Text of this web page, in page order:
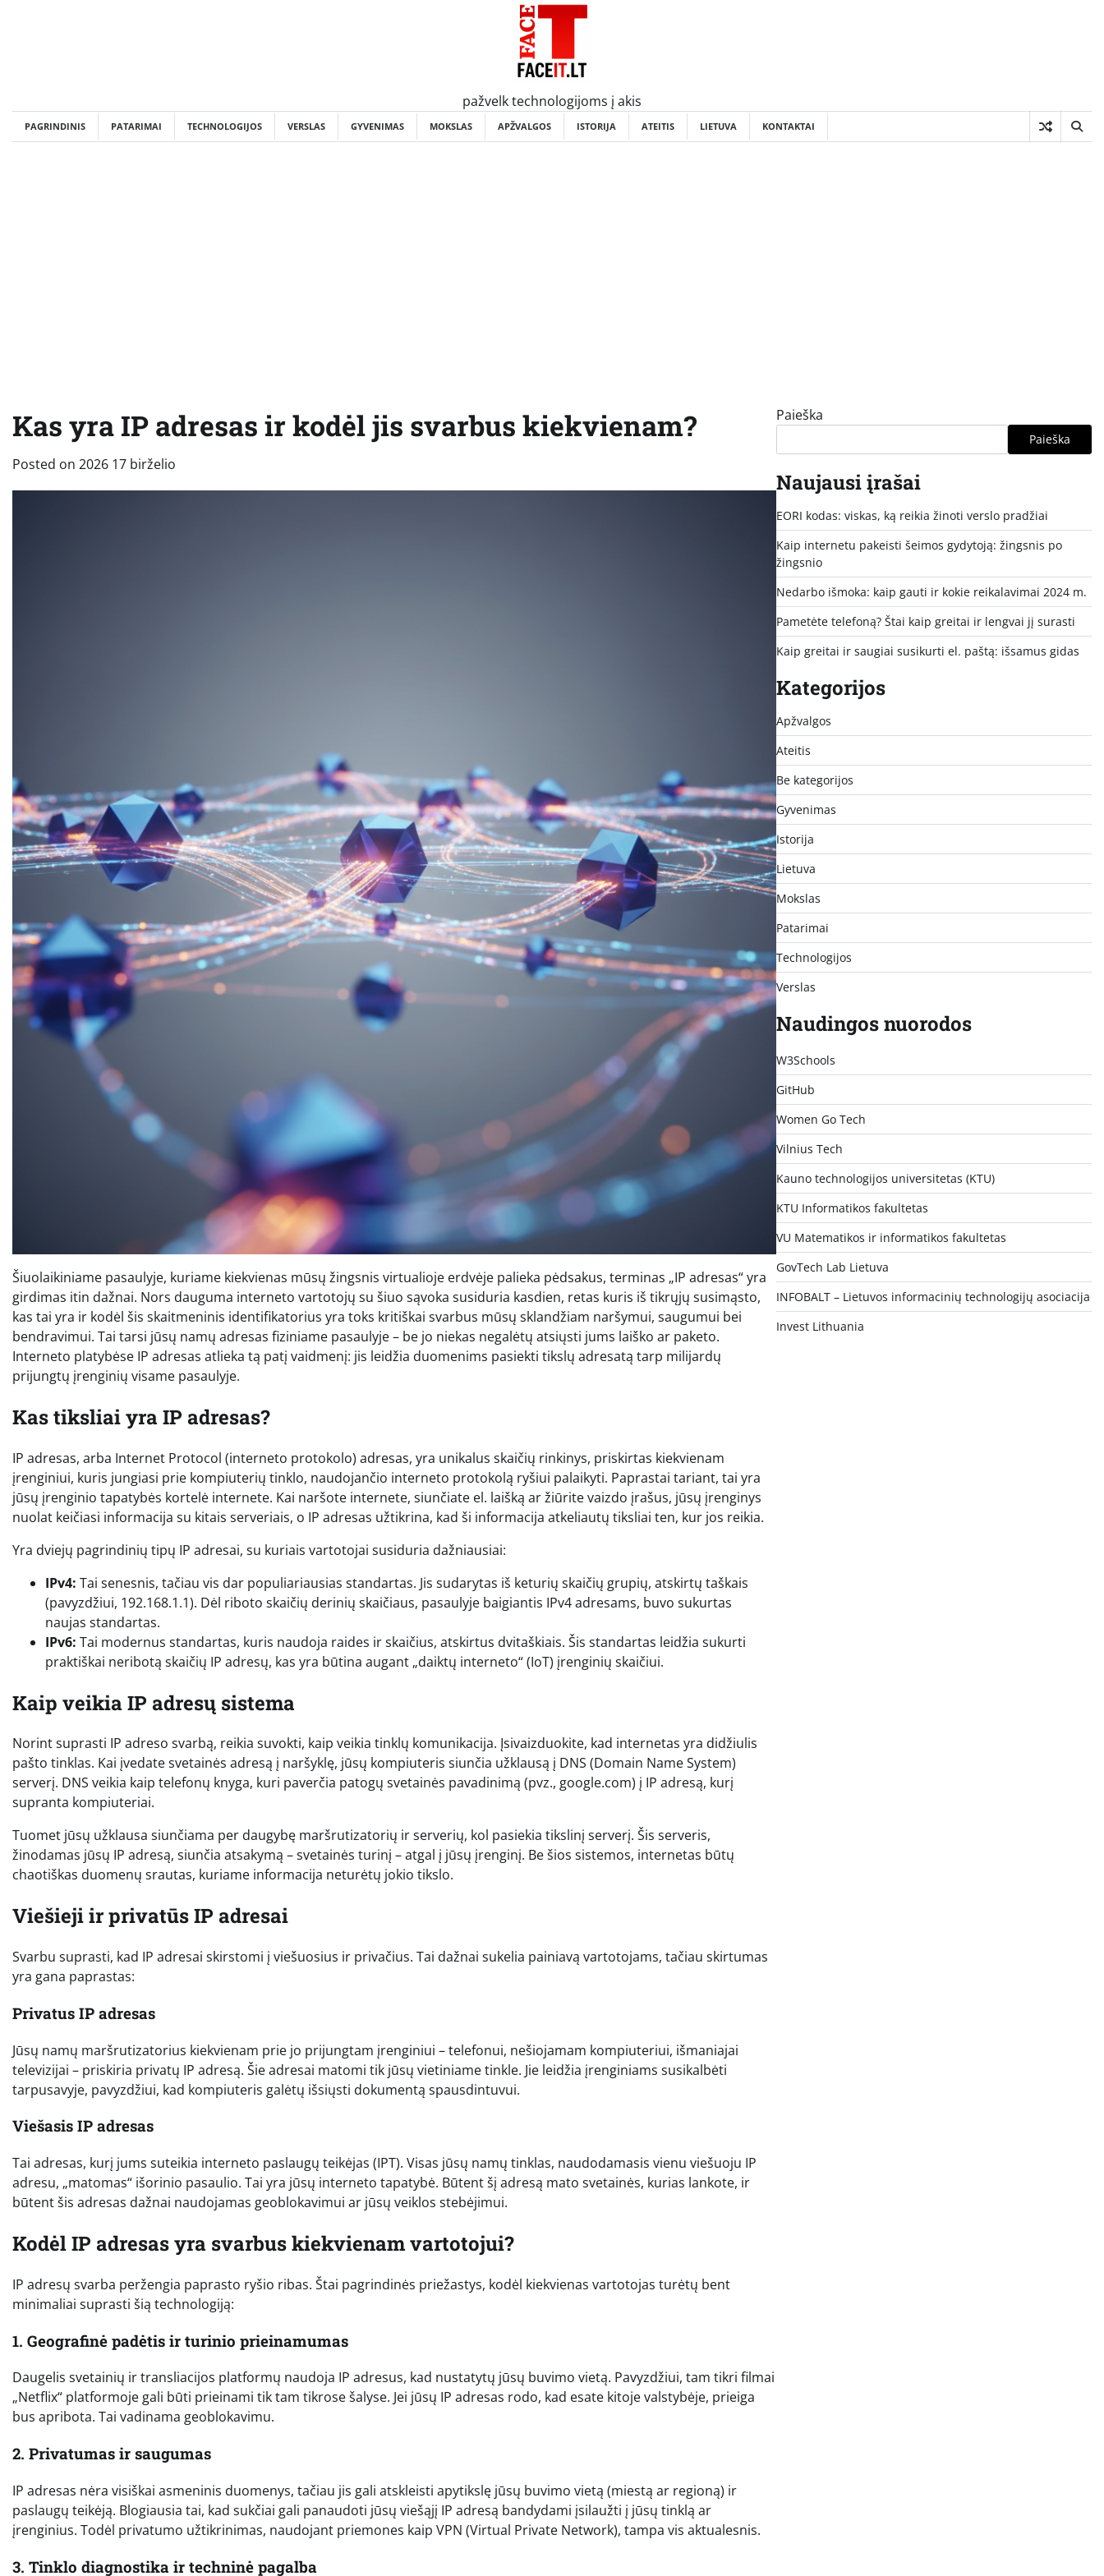
pažvelk technologijoms į akis
PAGRINDINIS PATARIMAI TECHNOLOGIJOS VERSLAS GYVENIMAS MOKSLAS APŽVALGOS ISTORIJA ATEITIS LIETUVA KONTAKTAI
Kas yra IP adresas ir kodėl jis svarbus kiekvienam?
Posted on 2026 17 birželio
Šiuolaikiniame pasaulyje, kuriame kiekvienas mūsų žingsnis virtualioje erdvėje palieka pėdsakus, terminas „IP adresas“ yra
girdimas itin dažnai. Nors dauguma interneto vartotojų su šiuo sąvoka susiduria kasdien, retas kuris iš tikrųjų susimąsto,
kas tai yra ir kodėl šis skaitmeninis identifikatorius yra toks kritiškai svarbus mūsų sklandžiam naršymui, saugumui bei
bendravimui. Tai tarsi jūsų namų adresas fiziniame pasaulyje – be jo niekas negalėtų atsiųsti jums laiško ar paketo.
Interneto platybėse IP adresas atlieka tą patį vaidmenį: jis leidžia duomenims pasiekti tikslų adresatą tarp milijardų
prijungtų įrenginių visame pasaulyje.
Kas tiksliai yra IP adresas?
IP adresas, arba Internet Protocol (interneto protokolo) adresas, yra unikalus skaičių rinkinys, priskirtas kiekvienam
įrenginiui, kuris jungiasi prie kompiuterių tinklo, naudojančio interneto protokolą ryšiui palaikyti. Paprastai tariant, tai yra
jūsų įrenginio tapatybės kortelė internete. Kai naršote internete, siunčiate el. laišką ar žiūrite vaizdo įrašus, jūsų įrenginys
nuolat keičiasi informacija su kitais serveriais, o IP adresas užtikrina, kad ši informacija atkeliautų tiksliai ten, kur jos reikia.
Yra dviejų pagrindinių tipų IP adresai, su kuriais vartotojai susiduria dažniausiai:
IPv4: Tai senesnis, tačiau vis dar populiariausias standartas. Jis sudarytas iš keturių skaičių grupių, atskirtų taškais
(pavyzdžiui, 192.168.1.1). Dėl riboto skaičių derinių skaičiaus, pasaulyje baigiantis IPv4 adresams, buvo sukurtas
naujas standartas.
IPv6: Tai modernus standartas, kuris naudoja raides ir skaičius, atskirtus dvitaškiais. Šis standartas leidžia sukurti
praktiškai neribotą skaičių IP adresų, kas yra būtina augant „daiktų interneto“ (IoT) įrenginių skaičiui.
Kaip veikia IP adresų sistema
Norint suprasti IP adreso svarbą, reikia suvokti, kaip veikia tinklų komunikacija. Įsivaizduokite, kad internetas yra didžiulis
pašto tinklas. Kai įvedate svetainės adresą į naršyklę, jūsų kompiuteris siunčia užklausą į DNS (Domain Name System)
serverį. DNS veikia kaip telefonų knyga, kuri paverčia patogų svetainės pavadinimą (pvz., google.com) į IP adresą, kurį
supranta kompiuteriai.
Tuomet jūsų užklausa siunčiama per daugybę maršrutizatorių ir serverių, kol pasiekia tikslinį serverį. Šis serveris,
žinodamas jūsų IP adresą, siunčia atsakymą – svetainės turinį – atgal į jūsų įrenginį. Be šios sistemos, internetas būtų
chaotiškas duomenų srautas, kuriame informacija neturėtų jokio tikslo.
Viešieji ir privatūs IP adresai
Svarbu suprasti, kad IP adresai skirstomi į viešuosius ir privačius. Tai dažnai sukelia painiavą vartotojams, tačiau skirtumas
yra gana paprastas:
Privatus IP adresas
Jūsų namų maršrutizatorius kiekvienam prie jo prijungtam įrenginiui – telefonui, nešiojamam kompiuteriui, išmaniajai
televizijai – priskiria privatų IP adresą. Šie adresai matomi tik jūsų vietiniame tinkle. Jie leidžia įrenginiams susikalbėti
tarpusavyje, pavyzdžiui, kad kompiuteris galėtų išsiųsti dokumentą spausdintuvui.
Viešasis IP adresas
Tai adresas, kurį jums suteikia interneto paslaugų teikėjas (IPT). Visas jūsų namų tinklas, naudodamasis vienu viešuoju IP
adresu, „matomas“ išorinio pasaulio. Tai yra jūsų interneto tapatybė. Būtent šį adresą mato svetainės, kurias lankote, ir
būtent šis adresas dažnai naudojamas geoblokavimui ar jūsų veiklos stebėjimui.
Kodėl IP adresas yra svarbus kiekvienam vartotojui?
IP adresų svarba peržengia paprasto ryšio ribas. Štai pagrindinės priežastys, kodėl kiekvienas vartotojas turėtų bent
minimaliai suprasti šią technologiją:
1. Geografinė padėtis ir turinio prieinamumas
Daugelis svetainių ir transliacijos platformų naudoja IP adresus, kad nustatytų jūsų buvimo vietą. Pavyzdžiui, tam tikri filmai
„Netflix“ platformoje gali būti prieinami tik tam tikrose šalyse. Jei jūsų IP adresas rodo, kad esate kitoje valstybėje, prieiga
bus apribota. Tai vadinama geoblokavimu.
2. Privatumas ir saugumas
IP adresas nėra visiškai asmeninis duomenys, tačiau jis gali atskleisti apytikslę jūsų buvimo vietą (miestą ar regioną) ir
paslaugų teikėją. Blogiausia tai, kad sukčiai gali panaudoti jūsų viešąjį IP adresą bandydami įsilaužti į jūsų tinklą ar
įrenginius. Todėl privatumo užtikrinimas, naudojant priemones kaip VPN (Virtual Private Network), tampa vis aktualesnis.
3. Tinklo diagnostika ir techninė pagalba
Paieška
Paieška
Naujausi įrašai
EORI kodas: viskas, ką reikia žinoti verslo pradžiai
Kaip internetu pakeisti šeimos gydytoją: žingsnis po
žingsnio
Nedarbo išmoka: kaip gauti ir kokie reikalavimai 2024 m.
Pametėte telefoną? Štai kaip greitai ir lengvai jį surasti
Kaip greitai ir saugiai susikurti el. paštą: išsamus gidas
Kategorijos
Apžvalgos
Ateitis
Be kategorijos
Gyvenimas
Istorija
Lietuva
Mokslas
Patarimai
Technologijos
Verslas
Naudingos nuorodos
W3Schools
GitHub
Women Go Tech
Vilnius Tech
Kauno technologijos universitetas (KTU)
KTU Informatikos fakultetas
VU Matematikos ir informatikos fakultetas
GovTech Lab Lietuva
INFOBALT – Lietuvos informacinių technologijų asociacija
Invest Lithuania